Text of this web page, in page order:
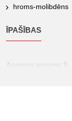
hroms-molibdēns
ĪPAŠĪBAS
Asmeņa garums S,